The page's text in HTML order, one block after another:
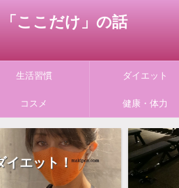
ここだけ」の話
生活習慣 ダイエット
コスメ 健康・体力
イエット！